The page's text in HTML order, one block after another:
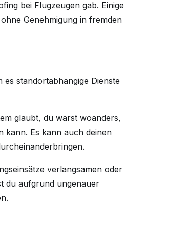
bei Flugzeugen gab. Einige
Genehmigung in fremden
standortabhängige Dienste
glaubt, du wärst woanders,
kann. Es kann auch deinen
verlangsamen oder
du aufgrund ungenauer